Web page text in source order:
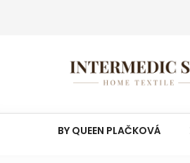
BY QUEEN PLAČKOVÁ